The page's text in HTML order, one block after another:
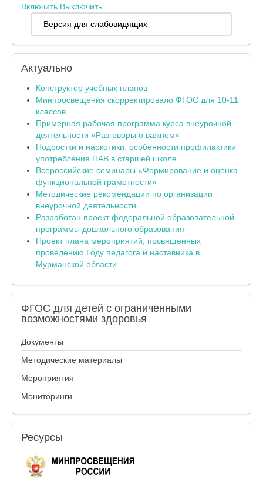
Включить Выключить
Версия для слабовидящих
Актуально
Конструктор учебных планов
Минпросвещения скорректировало ФГОС для 10-11
классов
Примерная рабочая программа курса внеурочной
деятельности «Разговоры о важном»
Подростки и наркотики: особенности профилактики
употребления ПАВ в старшей школе
Всероссийские семинары «Формирование и оценка
функциональной грамотности»
Методические рекомендации по организации
внеурочной деятельности
Разработан проект федеральной образовательной
программы дошкольного образования
Проект плана мероприятий, посвященных
проведению Году педагога и наставника в
Мурманской области
ФГОС для детей с ограниченными
возможностями здоровья
Документы
Методические материалы
Мероприятия
Мониторинги
Ресурсы